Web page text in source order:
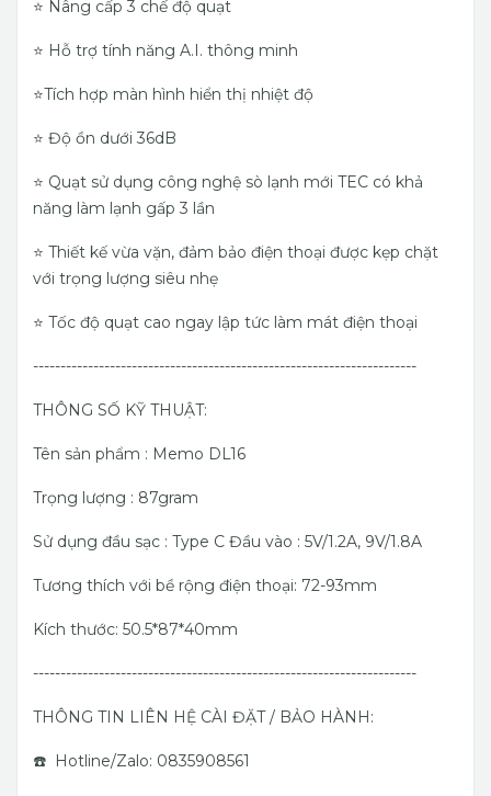
⭐️ Nâng cấp 3 chế độ quạt
⭐️ Hỗ trợ tính năng A.I. thông minh
⭐️Tích hợp màn hình hiển thị nhiệt độ
⭐️ Độ ồn dưới 36dB
⭐️ Quạt sử dụng công nghệ sò lạnh mới TEC có khả
năng làm lạnh gấp 3 lần
⭐️ Thiết kế vừa vặn, đảm bảo điện thoại được kẹp chặt
với trọng lượng siêu nhẹ
⭐️ Tốc độ quạt cao ngay lập tức làm mát điện thoại
----------------------------------------------------------------------
THÔNG SỐ KỸ THUẬT:
Tên sản phẩm : Memo DL16
Trọng lượng : 87gram
Sử dụng đầu sạc : Type C Đầu vào : 5V/1.2A, 9V/1.8A
Tương thích với bề rộng điện thoại: 72-93mm
Kích thước: 50.5*87*40mm
----------------------------------------------------------------------
THÔNG TIN LIÊN HỆ CÀI ĐẶT / BẢO HÀNH:
☎️ Hotline/Zalo: 0835908561